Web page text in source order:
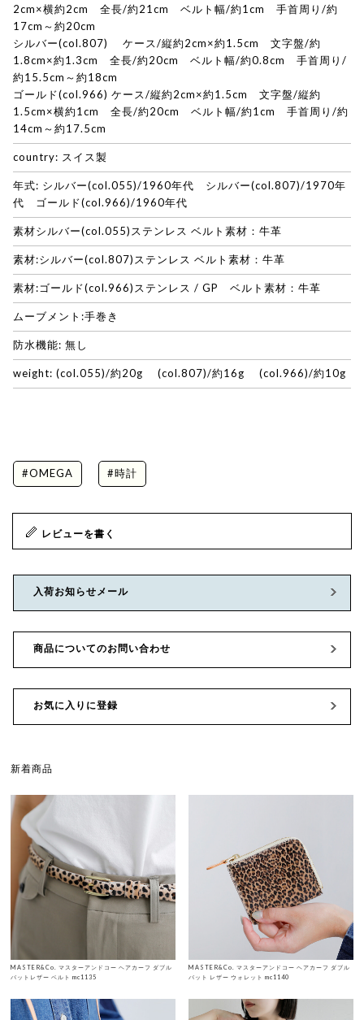
2cm×横約2cm 全長/約21cm ベルト幅/約1cm 手首周り/約
17cm～約20cm
シルバー(col.807) ケース/縦約2cm×約1.5cm 文字盤/約
1.8cm×約1.3cm 全長/約20cm ベルト幅/約0.8cm 手首周り/
約15.5cm～約18cm
ゴールド(col.966) ケース/縦約2cm×約1.5cm 文字盤/縦約
1.5cm×横約1cm 全長/約20cm ベルト幅/約1cm 手首周り/約
14cm～約17.5cm
country: スイス製
年式: シルバー(col.055)/1960年代 シルバー(col.807)/1970年
代 ゴールド(col.966)/1960年代
素材シルバー(col.055)ステンレス ベルト素材：牛革
素材:シルバー(col.807)ステンレス ベルト素材：牛革
素材:ゴールド(col.966)ステンレス / GP ベルト素材：牛革
ムーブメント:手巻き
防水機能: 無し
weight: (col.055)/約20g (col.807)/約16g (col.966)/約10g
#OMEGA #時計
レビューを書く
入荷お知らせメール
商品についてのお問い合わせ
お気に入りに登録
新着商品
MASTER&Co. マスターアンドコー ヘアカーフ ダブル
バットレザー ベルト mc1135
MASTER&Co. マスターアンドコー ヘアカーフ ダブル
バット レザー ウォレット mc1140